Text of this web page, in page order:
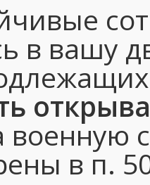
в вашу
военную
в п.